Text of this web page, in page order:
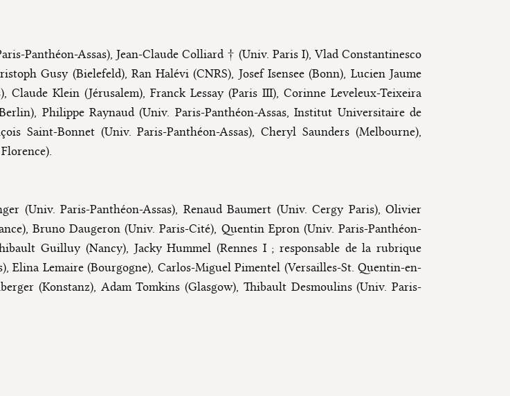
Panthéon-Assas), Jean-Claude Colliard † (Univ. Paris I), Vlad Constantinesco
Gusy (Bielefeld), Ran Halévi (CNRS), Josef Isensee (Bonn), Lucien Jaume
Klein (Jérusalem), Franck Lessay (Paris III), Corinne Leveleux-Teixeira
Philippe Raynaud (Univ. Paris-Panthéon-Assas, Institut Universitaire de
Saint-Bonnet (Univ. Paris-Panthéon-Assas), Cheryl Saunders (Melbourne),
(Univ. Paris-Panthéon-Assas), Renaud Baumert (Univ. Cergy Paris), Olivier
Bruno Daugeron (Univ. Paris-Cité), Quentin Epron (Univ. Paris-Panthéon-
Guilluy (Nancy), Jacky Hummel (Rennes I ; responsable de la rubrique
Elina Lemaire (Bourgogne), Carlos-Miguel Pimentel (Versailles-St. Quentin-en-
(Konstanz), Adam Tomkins (Glasgow), Thibault Desmoulins (Univ. Paris-